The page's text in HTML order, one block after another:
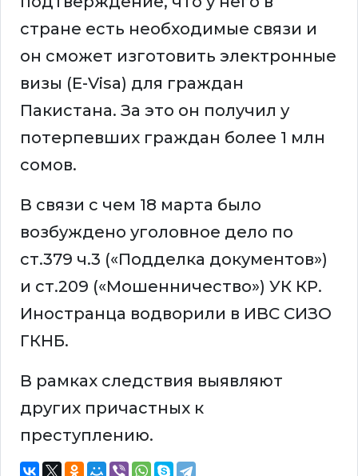
стране есть необходимые связи и
он сможет изготовить электронные
визы (Е-Visa) для граждан
Пакистана. За это он получил у
потерпевших граждан более 1 млн
сомов.
В связи с чем 18 марта было
возбуждено уголовное дело по
ст.379 ч.3 («Подделка документов»)
и ст.209 («Мошенничество») УК КР.
Иностранца водворили в ИВС СИЗО
ГКНБ.
В рамках следствия выявляют
других причастных к
преступлению.